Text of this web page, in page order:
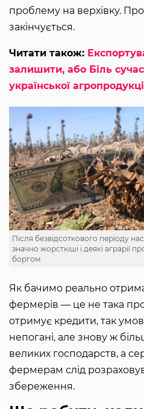
проблему на верхівку.
закінчується.
Читати також:
залишити, або Біль
української
Після безвідсоткового періоду
значно жорсткіші і деякі аграрії
боргом
Як бачимо реально
фермерів — це не така
отримує кредити, так
непогані, але знову ж
великих господарств, а
фермерам слід
збереження.